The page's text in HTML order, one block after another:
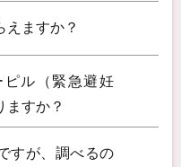
えますか？
ル（緊急避妊
ますか？
すが、調べるの